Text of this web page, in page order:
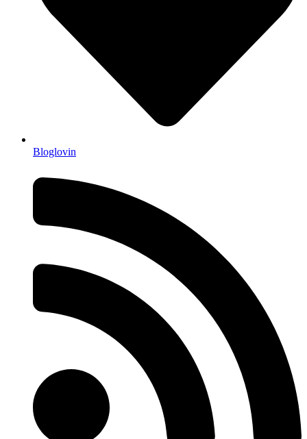
Bloglovin